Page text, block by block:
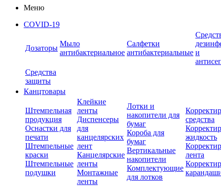
Меню
COVID-19
Дозаторы
Мыло
антибактериальное
Салфетки
антибактериальные и
Средства
защиты
Канцтовары
Штемпельная
продукция
Оснастки для
печати
Штемпельные
краски
Штемпельные
подушки
Клейкие
ленты
Диспенсеры
для
канцелярских
лент
Канцелярские
ленты
Монтажные
ленты
Лотки и
накопители для
бумаг
Короба для
бумаг
Вертикальные
накопители
Комплектующие
для лотков
средства
жидкость
лента